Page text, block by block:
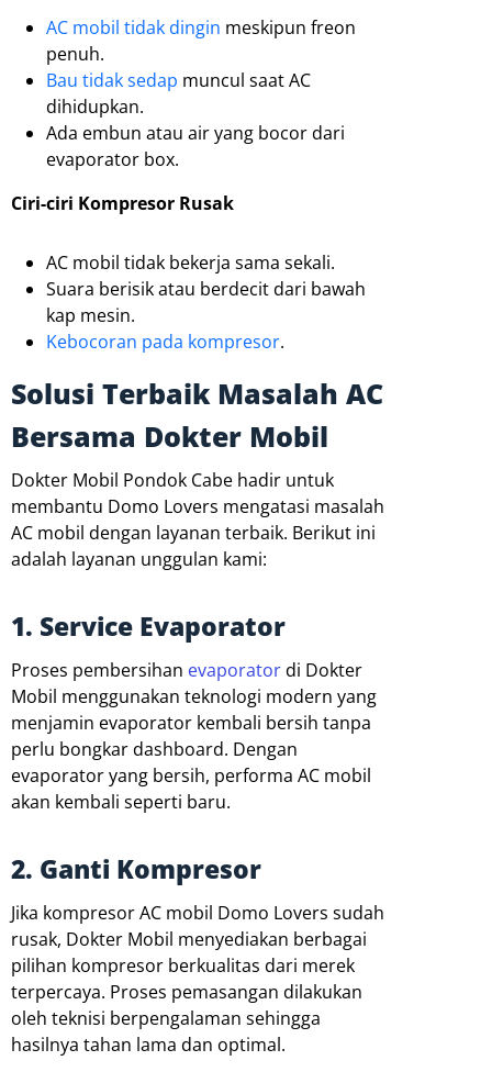
AC mobil tidak dingin meskipun freon
penuh.
Bau tidak sedap muncul saat AC
dihidupkan.
Ada embun atau air yang bocor dari
evaporator box.
Ciri-ciri Kompresor Rusak
AC mobil tidak bekerja sama sekali.
Suara berisik atau berdecit dari bawah
kap mesin.
Kebocoran pada kompresor.
Solusi Terbaik Masalah AC
Bersama Dokter Mobil
Dokter Mobil Pondok Cabe hadir untuk
membantu Domo Lovers mengatasi masalah
AC mobil dengan layanan terbaik. Berikut ini
adalah layanan unggulan kami:
1. Service Evaporator
Proses pembersihan evaporatordi Dokter
Mobil menggunakan teknologi modern yang
menjamin evaporator kembali bersih tanpa
perlu bongkar dashboard. Dengan
evaporator yang bersih, performa AC mobil
akan kembali seperti baru.
2. Ganti Kompresor
Jika kompresor AC mobil Domo Lovers sudah
rusak, Dokter Mobil menyediakan berbagai
pilihan kompresor berkualitas dari merek
terpercaya. Proses pemasangan dilakukan
oleh teknisi berpengalaman sehingga
hasilnya tahan lama dan optimal.